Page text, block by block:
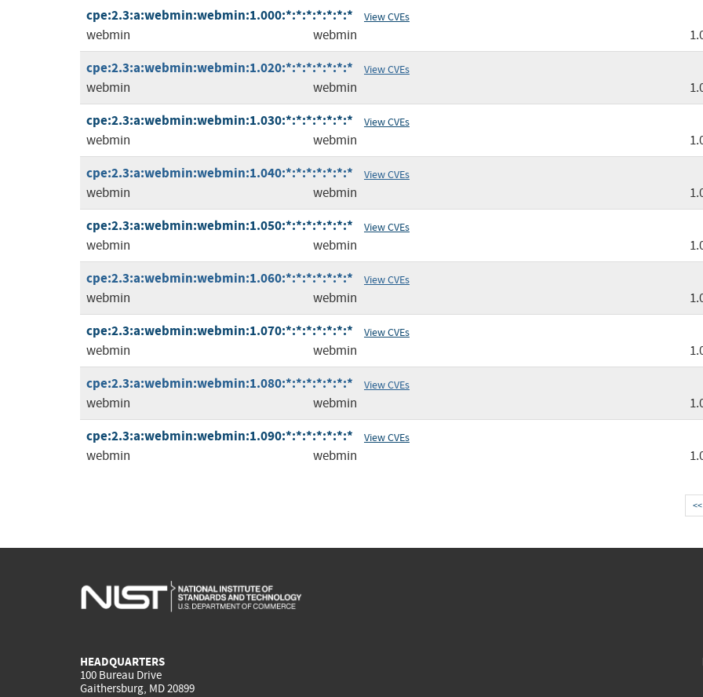
cpe:2.3:a:webmin:webmin:1.000:*:*:*:*:*:*:* View CVEs
webmin webmin
cpe:2.3:a:webmin:webmin:1.020:*:*:*:*:*:*:* View CVEs
webmin webmin
cpe:2.3:a:webmin:webmin:1.030:*:*:*:*:*:*:* View CVEs
webmin webmin
cpe:2.3:a:webmin:webmin:1.040:*:*:*:*:*:*:* View CVEs
webmin webmin
cpe:2.3:a:webmin:webmin:1.050:*:*:*:*:*:*:* View CVEs
webmin webmin
cpe:2.3:a:webmin:webmin:1.060:*:*:*:*:*:*:* View CVEs
webmin webmin
cpe:2.3:a:webmin:webmin:1.070:*:*:*:*:*:*:* View CVEs
webmin webmin
cpe:2.3:a:webmin:webmin:1.080:*:*:*:*:*:*:* View CVEs
webmin webmin
cpe:2.3:a:webmin:webmin:1.090:*:*:*:*:*:*:* View CVEs
webmin webmin
<<
HEADQUARTERS
100 Bureau Drive
Gaithersburg, MD 20899